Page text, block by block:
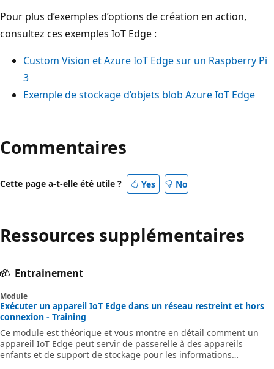
Pour plus d’exemples d’options de création en action,
consultez ces exemples IoT Edge :
Custom Vision et Azure IoT Edge sur un Raspberry Pi
3
Exemple de stockage d’objets blob Azure IoT Edge
Commentaires
Cette page a-t-elle été utile ? Yes No
Ressources supplémentaires
Entrainement
Module
Exécuter un appareil IoT Edge dans un réseau restreint et hors
connexion - Training
Ce module est théorique et vous montre en détail comment un
appareil IoT Edge peut servir de passerelle à des appareils
enfants et de support de stockage pour les informations